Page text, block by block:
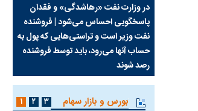
در وزارت نفت «رهاشدگی» و فقدان
پاسخگویی احساس می‌شود | فروشنده
نفت وزیر است و تراستی‌هایی که پول به
حساب آنها می‌رود، باید توسط فروشنده
رصد شوند
بورس و بازار سهام ۱ ۲ ۳